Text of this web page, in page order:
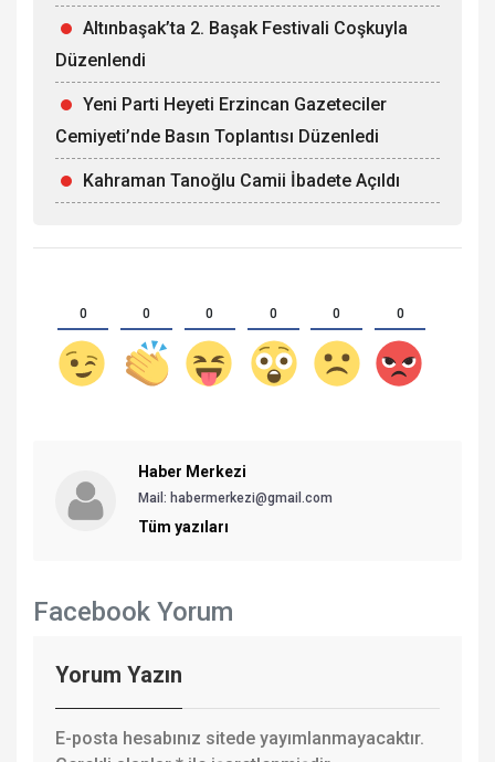
Altınbaşak’ta 2. Başak Festivali Coşkuyla
Düzenlendi
Yeni Parti Heyeti Erzincan Gazeteciler
Cemiyeti’nde Basın Toplantısı Düzenledi
Kahraman Tanoğlu Camii İbadete Açıldı
0 0 0 0 0 0
Haber Merkezi
Mail: habermerkezi@gmail.com
Tüm yazıları
Facebook Yorum
Yorum Yazın
E-posta hesabınız sitede yayımlanmayacaktır.